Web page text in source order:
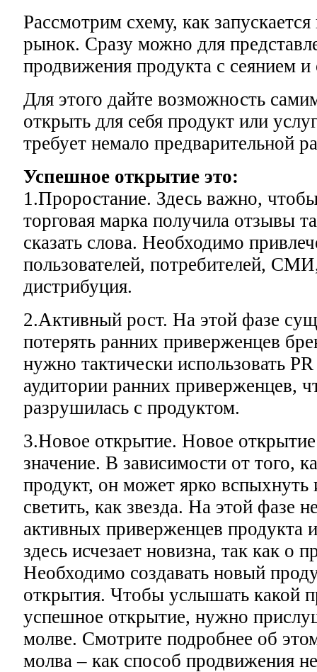
Рассмотрим схему, как
рынок. Сразу можно для
продвижения продукта с сеянием
Для этого дайте возможность
открыть для себя продукт или
требует немало предварительной
Успешное открытие это:
1.Проростание. Здесь важно,
торговая марка получила отзывы
сказать слова. Необходимо
пользователей, потребителей,
дистрибуция.
2.Активный рост. На этой фазе
потерять ранних приверженцев
нужно тактически использовать
аудитории ранних приверженцев,
разрушилась с продуктом.
3.Новое открытие. Новое
значение. В зависимости от того,
продукт, он может ярко вспыхнуть
светить, как звезда. На этой фазе
активных приверженцев продукта
здесь исчезает новизна, так как о
Необходимо создавать новый
открытия. Чтобы услышать какой
успешное открытие, нужно
молве. Смотрите подробнее об
молва – как способ продвижения